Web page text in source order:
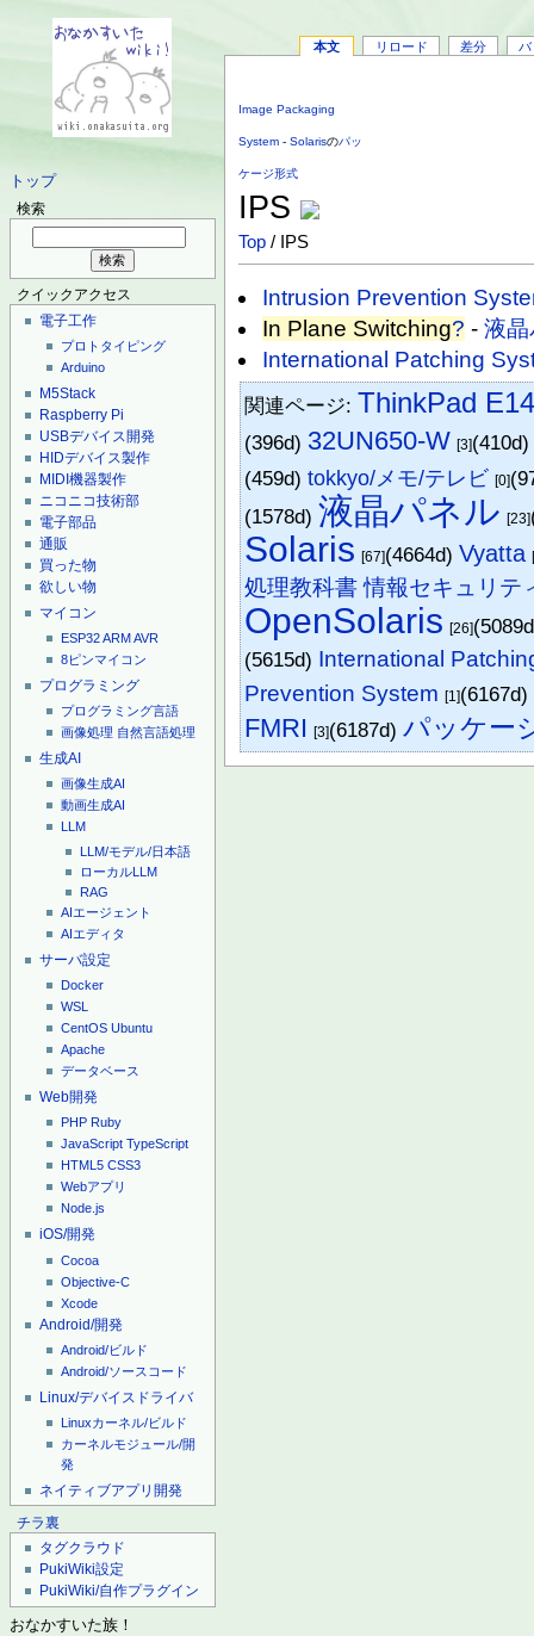
トップ
検索
クイックアクセス
電子工作
プロトタイピング
Arduino
M5Stack
Raspberry Pi
USBデバイス開発
HIDデバイス製作
MIDI機器製作
ニコニコ技術部
電子部品
通販
買った物
欲しい物
マイコン
ESP32ARMAVR
8ピンマイコン
プログラミング
プログラミング言語
画像処理 自然言語処理
生成AI
画像生成AI
動画生成AI
LLM
LLM/モデル/日本語
ローカルLLM
RAG
AIエージェント
AIエディタ
サーバ設定
Docker
WSL
CentOS Ubuntu
Apache
データベース
Web開発
PHP Ruby
JavaScript TypeScript
HTML5 CSS3
Webアプリ
Node.js
iOS/開発
Cocoa
Objective-C
Xcode
Android/開発
Android/ビルド
Android/ソースコード
Linux/デバイスドライバ
Linuxカーネル/ビルド
カーネルモジュール/開
発
ネイティブアプリ開発
チラ裏
タグクラウド
PukiWiki設定
PukiWiki/自作プラグイン
おなかすいた族！
本文 リロード 差分 バ
Image Packaging
System -Solarisのパッ
ケージ形式
IPS
Top / IPS
Intrusion Prevention
In Plane Switching? - 液
International Patching
関連ページ: ThinkPad
(396d) 32UN650-W [3]
(459d)tokkyo/メモ/テレビ [0]
(1578d) 液晶パネル [23]
Solaris [67](4664d)Vyatta
処理教科書 情報セキュリ
OpenSolaris [26]
(5615d) International
Prevention System [1](6167d)
FMRI [3](6187d)パッケー